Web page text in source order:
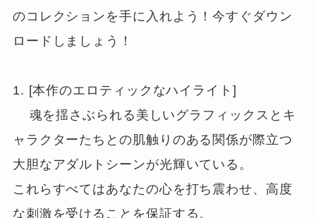
のコレクションを手に入れよう！今すぐダウン
ロードしましょう！
1. [本作のエロティックなハイライト]
ャラクターたちとの肌触りのある関係が際立つ
大胆なアダルトシーンが光輝いている。
これらすべてはあなたの心を打ち震わせ、高度
な刺激を受けることを保証する。